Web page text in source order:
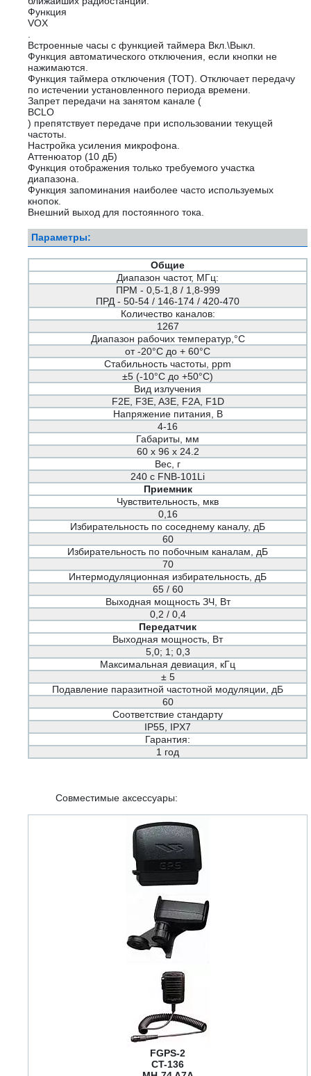
Функция
VOX
.
Встроенные часы с функцией таймера Вкл.\Выкл.
Функция автоматического отключения, если кнопки не
нажимаются.
Функция таймера отключения (ТОТ). Отключает передачу
по истечении установленного периода времени.
Запрет передачи на занятом канале (
BCLO
) препятствует передаче при использовании текущей
частоты.
Настройка усиления микрофона.
Аттенюатор (10 дБ)
Функция отображения только требуемого участка
диапазона.
Функция запоминания наиболее часто используемых
кнопок.
Внешний выход для постоянного тока.
Параметры:
Общие
Диапазон частот, МГц:
ПРМ - 0,5-1,8 / 1,8-999
ПРД - 50-54 / 146-174 / 420-470
Количество каналов:
1267
Диапазон рабочих температур,°С
от -20°С до + 60°С
Стабильность частоты, ppm
±5 (-10°С до +50°С)
Вид излучения
F2E, F3E, A3E, F2A, F1D
Напряжение питания, В
4-16
Габариты, мм
60 х 96 х 24.2
Вес, г
240 c FNB-101Li
Приемник
Чувствительность, мкв
0,16
Избирательность по соседнему каналу, дБ
60
Избирательность по побочным каналам, дБ
70
Интермодуляционная избирательность, дБ
65 / 60
Выходная мощность ЗЧ, Вт
0,2 / 0,4
Передатчик
Выходная мощность, Вт
5,0; 1; 0,3
Максимальная девиация, кГц
± 5
Подавление паразитной частотной модуляции, дБ
60
Соответствие стандарту
IP55, IPX7
Гарантия:
1 год
Совместимые аксессуары:
FGPS-2
CT-136